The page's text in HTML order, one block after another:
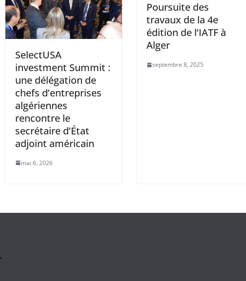
SelectUSA
investment Summit :
une délégation de
chefs d’entreprises
algériennes
rencontre le
secrétaire d’État
adjoint américain
mai 6, 2026
Poursuite des
travaux de la 4e
édition de l’IATF à
Alger
septembre 8, 2025